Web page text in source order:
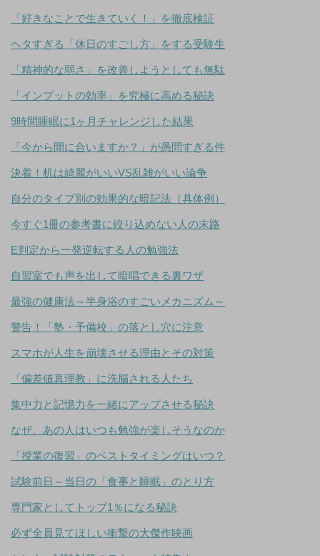
「好きなことで生きていく！」を徹底検証
ヘタすぎる「休日のすごし方」をする受験生
「精神的な弱さ」を改善しようとしても無駄
「インプットの効率」を究極に高める秘訣
9時間睡眠に1ヶ月チャレンジした結果
「今から間に合いますか？」が愚問すぎる件
決着！机は綺麗がいいVS乱雑がいい論争
自分のタイプ別の効果的な暗記法（具体例）
今すぐ1冊の参考書に絞り込めない人の末路
E判定から一発逆転する人の勉強法
自習室でも声を出して暗唱できる裏ワザ
最強の健康法～半身浴のすごいメカニズム～
警告！「塾・予備校」の落とし穴に注意
スマホが人生を崩壊させる理由とその対策
「偏差値真理教」に洗脳される人たち
集中力と記憶力を一緒にアップさせる秘訣
なぜ、あの人はいつも勉強が楽しそうなのか
「授業の復習」のベストタイミングはいつ？
試験前日～当日の「食事と睡眠」のとり方
専門家としてトップ1％になる秘訣
必ず全員見てほしい衝撃の大傑作映画